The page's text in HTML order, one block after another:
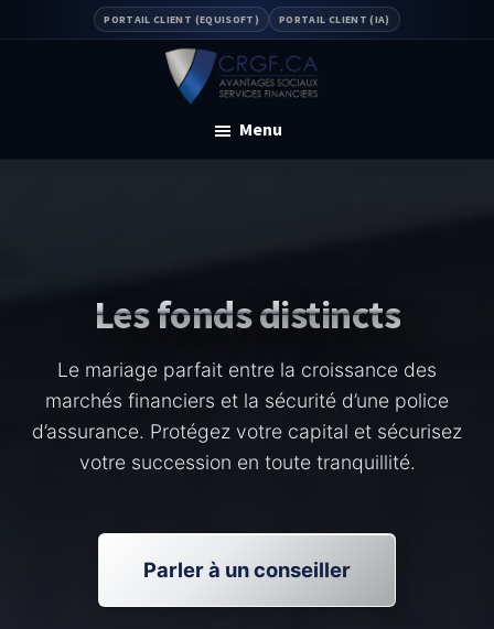
PORTAIL CLIENT (EQUISOFT) PORTAIL CLIENT (IA)
Régime
Menu
Les fonds distincts
Le mariage parfait entre la croissance des
marchés financiers et la sécurité d’une police
d’assurance. Protégez votre capital et sécurisez
votre succession en toute tranquillité.
Parler à un conseiller